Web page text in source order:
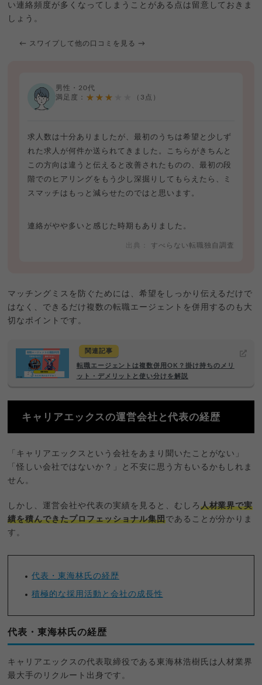
い連絡頻度が多くなってしまうことがある点は留意しておきま
しょう。
← スワイプして他の口コミを見る →
男性・20代
満足度： ★★★★★ （3点）
求人数は十分ありましたが、最初のうちは希望と少しず
れた求人が何件か送られてきました。こちらがきちんと
この方向は違うと伝えると改善されたものの、最初の段
階でのヒアリングをもう少し深掘りしてもらえたら、ミ
スマッチはもっと減らせたのではと思います。
連絡がやや多いと感じた時期もありました。
すべらない転職独自調査
マッチングミスを防ぐためには、希望をしっかり伝えるだけで
はなく、できるだけ複数の転職エージェントを併用するのも大
切なポイントです。
関連記事
転職エージェントは複数併用OK？掛け持ちのメリ
ット・デメリットと使い分けを解説
キャリアエックスの運営会社と代表の経歴
「キャリアエックスという会社をあまり聞いたことがない」
「怪しい会社ではないか？」と不安に思う方もいるかもしれま
せん。
しかし、運営会社や代表の実績を見ると、むしろ 人材業界で実
績を積んできたプロフェッショナル集団であることが分かりま
す。
代表・東海林氏の経歴
積極的な採用活動と会社の成長性
代表・東海林氏の経歴
キャリアエックスの代表取締役である東海林浩樹氏は人材業界
最大手のリクルート出身です。